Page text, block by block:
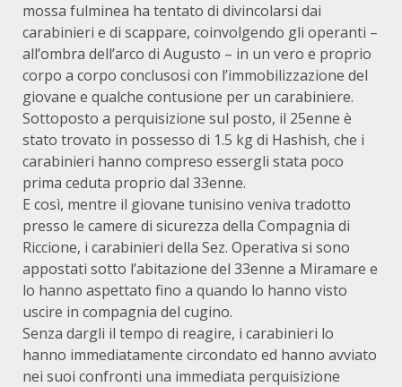
mossa fulminea ha tentato di divincolarsi dai
carabinieri e di scappare, coinvolgendo gli operanti –
all’ombra dell’arco di Augusto – in un vero e proprio
corpo a corpo conclusosi con l’immobilizzazione del
giovane e qualche contusione per un carabiniere.
Sottoposto a perquisizione sul posto, il 25enne è
stato trovato in possesso di 1.5 kg di Hashish, che i
carabinieri hanno compreso essergli stata poco
prima ceduta proprio dal 33enne.
E così, mentre il giovane tunisino veniva tradotto
presso le camere di sicurezza della Compagnia di
Riccione, i carabinieri della Sez. Operativa si sono
appostati sotto l’abitazione del 33enne a Miramare e
lo hanno aspettato fino a quando lo hanno visto
uscire in compagnia del cugino.
Senza dargli il tempo di reagire, i carabinieri lo
hanno immediatamente circondato ed hanno avviato
nei suoi confronti una immediata perquisizione